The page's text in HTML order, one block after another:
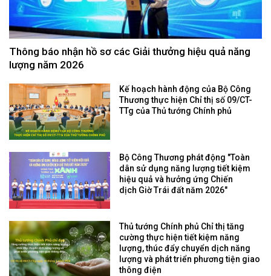
Thông báo nhận hồ sơ các Giải thưởng hiệu quả năng
lượng năm 2026
Kế hoạch hành động của Bộ Công
Thương thực hiện Chỉ thị số 09/CT-
TTg của Thủ tướng Chính phủ
Bộ Công Thương phát động "Toàn
dân sử dụng năng lượng tiết kiệm
hiệu quả và hưởng ứng Chiến
dịch Giờ Trái đất năm 2026"
Thủ tướng Chính phủ Chỉ thị tăng
cường thực hiện tiết kiệm năng
lượng, thúc đẩy chuyển dịch năng
lượng và phát triển phương tiện giao
thông điện